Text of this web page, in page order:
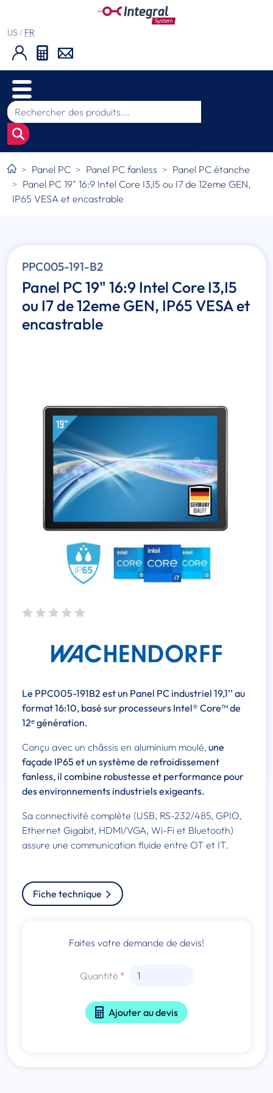
US / FR
Panel PC Panel PC fanless
Panel PC étanche
Panel PC 19" 16:9 Intel Core I3,I5 ou I7 de 12eme GEN,
IP65 VESA et encastrable
PPC005-191-B2
Panel PC 19" 16:9 Intel Core I3,I5
ou I7 de 12eme GEN, IP65 VESA et
encastrable
Le PPC005-191B2 est un Panel PC industriel 19,1’’ au
format 16:10, basé sur processeurs Intel® Core™ de
12ᵉ génération.
Conçu avec un châssis en aluminium moulé, une
façade IP65 et un système de refroidissement
fanless, il combine robustesse et performance pour
des environnements industriels exigeants.
Sa connectivité complète (USB, RS-232/485, GPIO,
Ethernet Gigabit, HDMI/VGA, Wi-Fi et Bluetooth)
assure une communication fluide entre OT et IT.
Fiche technique
Faites votre demande de devis!
Quantité
Ajouter au devis